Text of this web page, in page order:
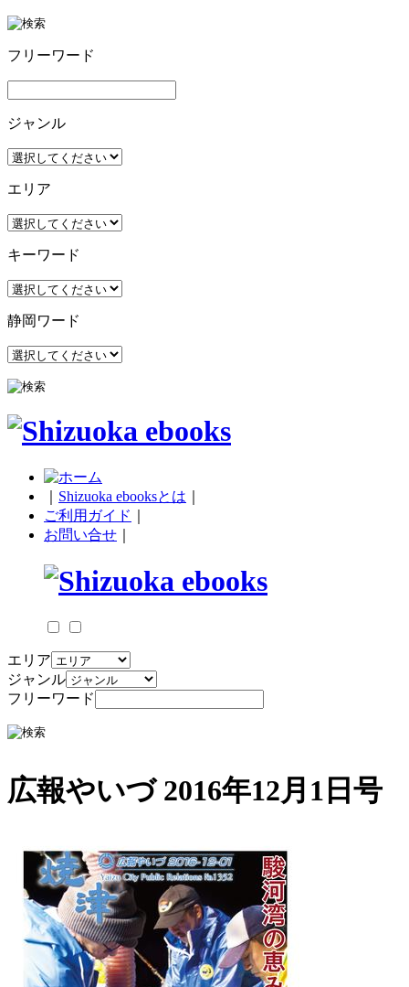
フリーワード
ジャンル
エリア
キーワード
静岡ワード
Shizuoka ebooksとは
ご利用ガイド
お問い合せ
エリア
ジャンル
フリーワード
広報やいづ 2016年12月1日号